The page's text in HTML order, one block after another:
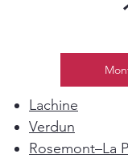
Lachine
Verdun
Rosemont–La